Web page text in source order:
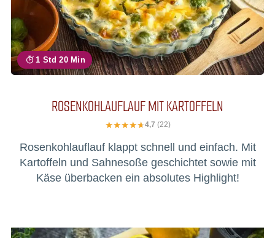
1 Std 20 Min
ROSENKOHLAUFLAUF MIT KARTOFFELN
4,7 (22)
Rosenkohlauflauf klappt schnell und einfach. Mit
Kartoffeln und Sahnesoße geschichtet sowie mit
Käse überbacken ein absolutes Highlight!